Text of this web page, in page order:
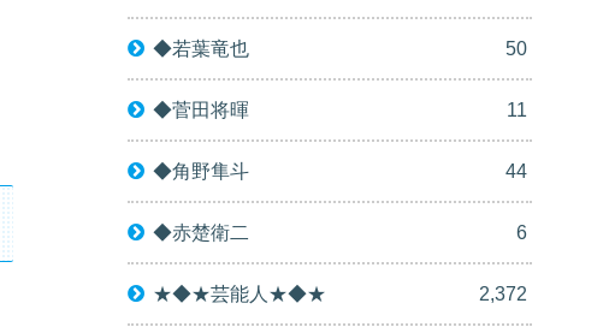
◆若葉竜也 50
◆菅田将暉 11
◆角野隼斗 44
◆赤楚衛二 6
★◆★芸能人★◆★ 2,372